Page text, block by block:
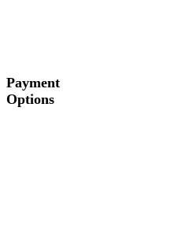
Payment
Options